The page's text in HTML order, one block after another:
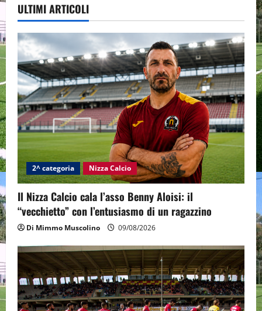
ULTIMI ARTICOLI
2^ categoria Nizza Calcio
Il Nizza Calcio cala l’asso Benny Aloisi: il
“vecchietto” con l’entusiasmo di un ragazzino
Di Mimmo Muscolino 09/08/2026